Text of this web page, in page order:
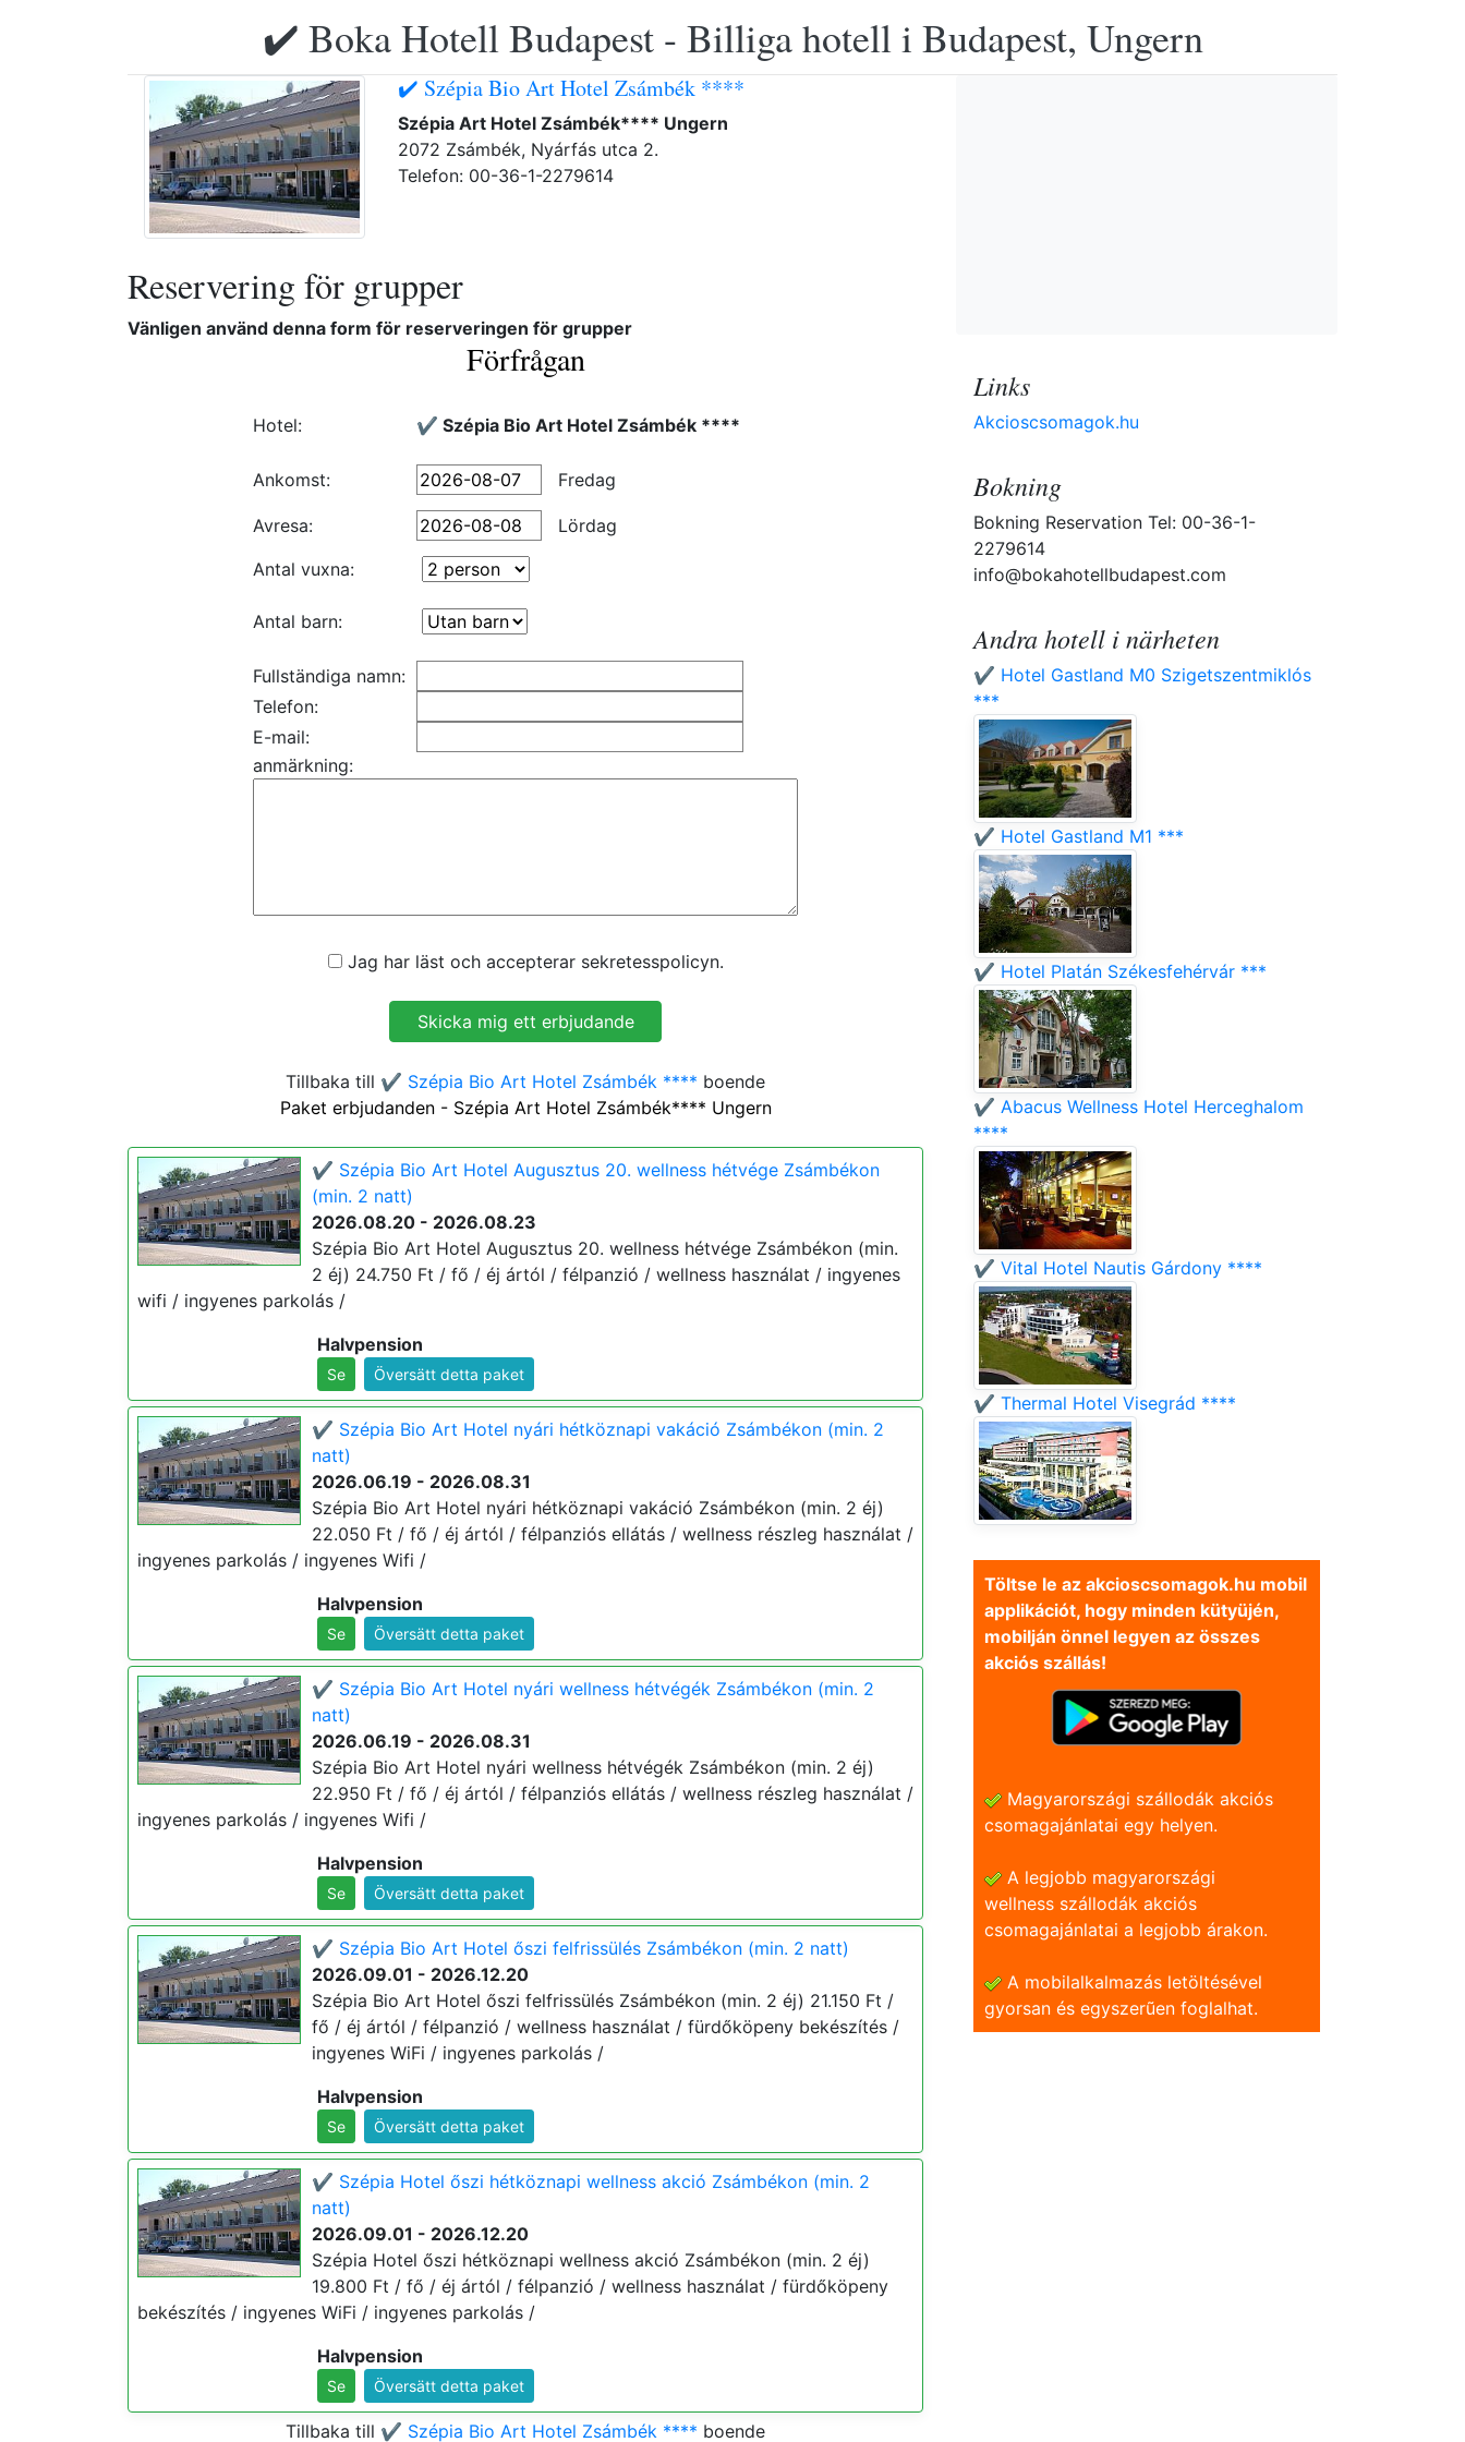
✔️ Boka Hotell Budapest - Billiga hotell i Budapest, Ungern
✔️ Szépia Bio Art Hotel Zsámbék ****
Szépia Art Hotel Zsámbék**** Ungern
2072 Zsámbék, Nyárfás utca 2.
Telefon: 00-36-1-2279614
Reservering för grupper
Vänligen använd denna form för reserveringen för grupper
Förfrågan
Hotel: ✔️ Szépia Bio Art Hotel Zsámbék ****
Ankomst: Fredag
Avresa:
Lördag
Antal vuxna:
Antal barn:
Fullständiga namn:
Telefon:
E-mail:
anmärkning:
Jag har läst och accepterar sekretesspolicyn.
Tillbaka till ✔️ Szépia Bio Art Hotel Zsámbék **** boende
Paket erbjudanden - Szépia Art Hotel Zsámbék**** Ungern
✔️ Szépia Bio Art Hotel Augusztus 20. wellness hétvége Zsámbékon
(min. 2 natt)
2026.08.20 - 2026.08.23
Szépia Bio Art Hotel Augusztus 20. wellness hétvége Zsámbékon (min.
2 éj) 24.750 Ft / fő / éj ártól / félpanzió / wellness használat / ingyenes
wifi / ingyenes parkolás /
Halvpension
Se Översätt detta paket
✔️ Szépia Bio Art Hotel nyári hétköznapi vakáció Zsámbékon (min. 2
natt)
2026.06.19 - 2026.08.31
Szépia Bio Art Hotel nyári hétköznapi vakáció Zsámbékon (min. 2 éj)
22.050 Ft / fő / éj ártól / félpanziós ellátás / wellness részleg használat /
ingyenes parkolás / ingyenes Wifi /
Halvpension
Se Översätt detta paket
✔️ Szépia Bio Art Hotel nyári wellness hétvégék Zsámbékon (min. 2
natt)
2026.06.19 - 2026.08.31
Szépia Bio Art Hotel nyári wellness hétvégék Zsámbékon (min. 2 éj)
22.950 Ft / fő / éj ártól / félpanziós ellátás / wellness részleg használat /
ingyenes parkolás / ingyenes Wifi /
Halvpension
Se Översätt detta paket
✔️ Szépia Bio Art Hotel őszi felfrissülés Zsámbékon (min. 2 natt)
2026.09.01 - 2026.12.20
Szépia Bio Art Hotel őszi felfrissülés Zsámbékon (min. 2 éj) 21.150 Ft /
fő / éj ártól / félpanzió / wellness használat / fürdőköpeny bekészítés /
ingyenes WiFi / ingyenes parkolás /
Halvpension
Se Översätt detta paket
✔️ Szépia Hotel őszi hétköznapi wellness akció Zsámbékon (min. 2
natt)
2026.09.01 - 2026.12.20
Szépia Hotel őszi hétköznapi wellness akció Zsámbékon (min. 2 éj)
19.800 Ft / fő / éj ártól / félpanzió / wellness használat / fürdőköpeny
bekészítés / ingyenes WiFi / ingyenes parkolás /
Halvpension
Se Översätt detta paket
Tillbaka till ✔️ Szépia Bio Art Hotel Zsámbék **** boende
Links
Akcioscsomagok.hu
Bokning
Bokning Reservation Tel: 00-36-1-
2279614
info@bokahotellbudapest.com
Andra hotell i närheten
✔️ Hotel Gastland M0 Szigetszentmiklós
***
✔️ Hotel Gastland M1 ***
✔️ Hotel Platán Székesfehérvár ***
✔️ Abacus Wellness Hotel Herceghalom
****
✔️ Vital Hotel Nautis Gárdony ****
✔️ Thermal Hotel Visegrád ****
Töltse le az akcioscsomagok.hu mobil
applikációt, hogy minden kütyüjén,
mobilján önnel legyen az összes
akciós szállás!
Magyarországi szállodák akciós
csomagajánlatai egy helyen.
A legjobb magyarországi
wellness szállodák akciós
csomagajánlatai a legjobb árakon.
A mobilalkalmazás letöltésével
gyorsan és egyszerũen foglalhat.